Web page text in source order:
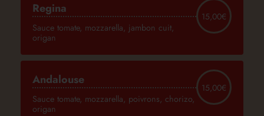
Regina
15,00€
Sauce tomate, mozzarella, jambon cuit,
origan
Andalouse
15,00€
Sauce tomate, mozzarella, poivrons, chorizo,
origan